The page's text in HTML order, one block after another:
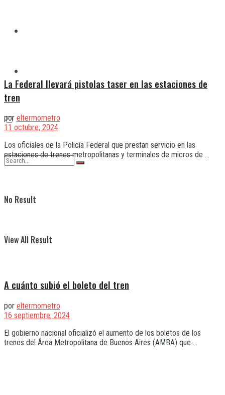
No Result
View All Result
La Federal llevará pistolas taser en las estaciones de
tren
por eltermometro
11 octubre, 2024
Los oficiales de la Policía Federal que prestan servicio en las
estaciones de trenes metropolitanas y terminales de micros de ...
A cuánto subió el boleto del tren
por eltermometro
16 septiembre, 2024
El gobierno nacional oficializó el aumento de los boletos de los
trenes del Área Metropolitana de Buenos Aires (AMBA) que ...